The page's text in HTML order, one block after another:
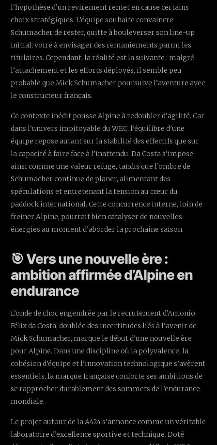
l’hypothèse d’un revirement remet en cause certains
choix stratégiques. L’équipe souhaite convaincre
Schumacher de rester, quitte à bouleverser son line-up
initial, voire à envisager des remaniements parmi les
titulaires. Cependant, la réalité est la suivante : malgré
l’attachement et les efforts déployés, il semble peu
probable que Mick Schumacher poursuive l’aventure avec
le constructeur français.
Ce contexte inédit pousse Alpine à redoubler d’agilité. Car
dans l’univers impitoyable du WEC, l’équilibre d’une
équipe repose autant sur la stabilité des effectifs que sur
la capacité à faire face à l’inattendu. Da Costa s’impose
ainsi comme une valeur refuge, tandis que l’ombre de
Schumacher continue de planer, alimentant des
spéculations et entretenant la tension au cœur du
paddock international. Cette concurrence interne, loin de
freiner Alpine, pourrait bien catalyser de nouvelles
énergies au moment d’aborder la prochaine saison.
🎯 Vers une nouvelle ère :
ambition affirmée d’Alpine en
endurance
L’onde de choc engendrée par le recrutement d’Antonio
Félix da Costa, doublée des incertitudes liés à l’avenir de
Mick Schumacher, marque le début d’une nouvelle ère
pour Alpine. Dans une discipline où la polyvalence, la
cohésion d’équipe et l’innovation technologique s’avèrent
essentiels, la marque française conforte ses ambitions de
se rapprocher durablement des sommets de l’endurance
mondiale.
Le projet autour de la A424 s’annonce comme un véritable
laboratoire d’excellence sportive et technique. Doté